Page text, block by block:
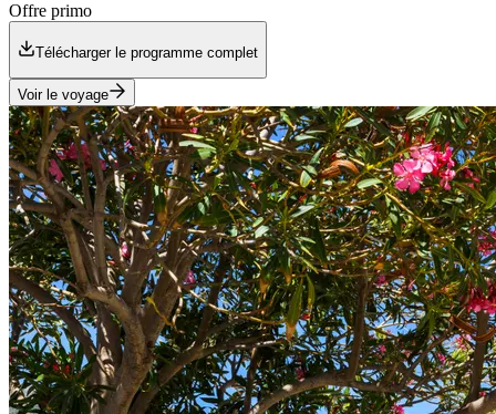
Offre primo
Télécharger le programme complet
Voir le voyage